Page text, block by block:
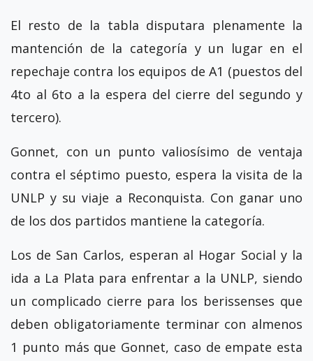
El resto de la tabla disputara plenamente la
mantención de la categoría y un lugar en el
repechaje contra los equipos de A1 (puestos del
4to al 6to a la espera del cierre del segundo y
tercero).
Gonnet, con un punto valiosísimo de ventaja
contra el séptimo puesto, espera la visita de la
UNLP y su viaje a Reconquista. Con ganar uno
de los dos partidos mantiene la categoría.
Los de San Carlos, esperan al Hogar Social y la
ida a La Plata para enfrentar a la UNLP, siendo
un complicado cierre para los berissenses que
deben obligatoriamente terminar con almenos
1 punto más que Gonnet, caso de empate esta